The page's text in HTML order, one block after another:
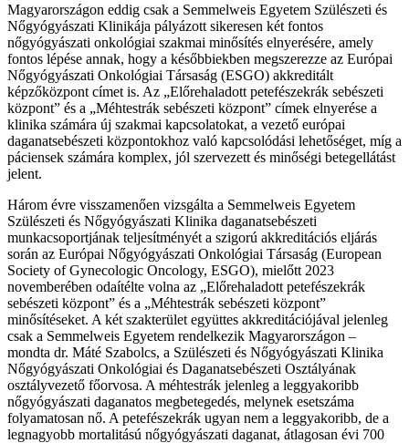
Magyarországon eddig csak a Semmelweis Egyetem Szülészeti és
Nőgyógyászati Klinikája pályázott sikeresen két fontos
nőgyógyászati onkológiai szakmai minősítés elnyerésére, amely
fontos lépése annak, hogy a későbbiekben megszerezze az Európai
Nőgyógyászati Onkológiai Társaság (ESGO) akkreditált
képzőközpont címet is. Az „Előrehaladott petefészekrák sebészeti
központ” és a „Méhtestrák sebészeti központ” címek elnyerése a
klinika számára új szakmai kapcsolatokat, a vezető európai
daganatsebészeti központokhoz való kapcsolódási lehetőséget, míg a
páciensek számára komplex, jól szervezett és minőségi betegellátást
jelent.
Három évre visszamenően vizsgálta a Semmelweis Egyetem
Szülészeti és Nőgyógyászati Klinika daganatsebészeti
munkacsoportjának teljesítményét a szigorú akkreditációs eljárás
során az Európai Nőgyógyászati Onkológiai Társaság (European
Society of Gynecologic Oncology, ESGO), mielőtt 2023
novemberében odaítélte volna az „Előrehaladott petefészekrák
sebészeti központ” és a „Méhtestrák sebészeti központ”
minősítéseket. A két szakterület együttes akkreditációjával jelenleg
csak a Semmelweis Egyetem rendelkezik Magyarországon –
mondta dr. Máté Szabolcs, a Szülészeti és Nőgyógyászati Klinika
Nőgyógyászati Onkológiai és Daganatsebészeti Osztályának
osztályvezető főorvosa. A méhtestrák jelenleg a leggyakoribb
nőgyógyászati daganatos megbetegedés, melynek esetszáma
folyamatosan nő. A petefészekrák ugyan nem a leggyakoribb, de a
legnagyobb mortalitású nőgyógyászati daganat, átlagosan évi 700